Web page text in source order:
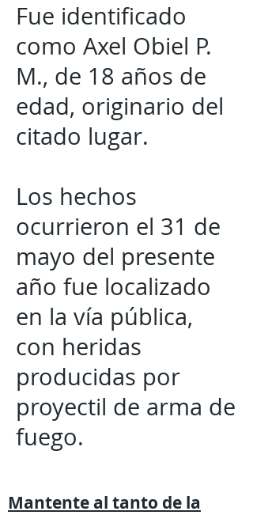
Fue identificado
como Axel Obiel P.
M., de 18 años de
edad, originario del
citado lugar.
Los hechos
ocurrieron el 31 de
mayo del presente
año fue localizado
en la vía pública,
con heridas
producidas por
proyectil de arma de
fuego.
Mantente al tanto de la